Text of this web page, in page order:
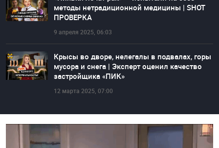
методы нетрадиционной медицины | SHOT
ПРОВЕРКА
9 апреля 2025, 06:03
Крысы во дворе, нелегалы в подвалах, горы
мусора и снега | Эксперт оценил качество
застройщика «ПИК»
12 марта 2025, 07:00